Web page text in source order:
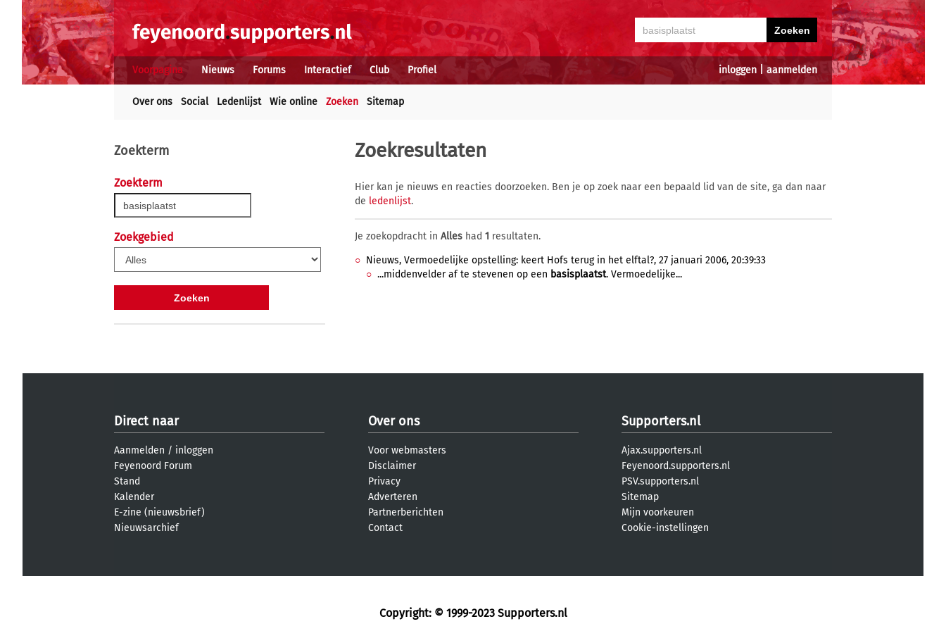
inloggen aanmelden
Voorpagina Nieuws Forums Interactief Club Profiel
Over ons Social Ledenlijst Wie online Zoeken Sitemap
Zoekterm
Zoekterm
Zoekgebied
Zoekresultaten
Hier kan je nieuws en reacties doorzoeken. Ben je op zoek naar een bepaald lid van de site, ga dan naar
de ledenlijst.
Je zoekopdracht in Alles had 1 resultaten.
Nieuws, Vermoedelijke opstelling: keert Hofs terug in het elftal?, 27 januari 2006, 20:39:33
...middenvelder af te stevenen op een basisplaatst. Vermoedelijke...
Direct naar
Aanmelden / inloggen
Feyenoord Forum
Stand
Kalender
E-zine (nieuwsbrief)
Nieuwsarchief
Over ons
Voor webmasters
Disclaimer
Privacy
Adverteren
Partnerberichten
Contact
Supporters.nl
Ajax.supporters.nl
Feyenoord.supporters.nl
PSV.supporters.nl
Sitemap
Mijn voorkeuren
Cookie-instellingen
Copyright: © 1999-2023 Supporters.nl